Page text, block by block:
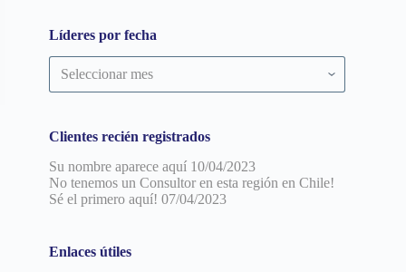
Líderes por fecha
Líderes
por
fecha
Clientes recién registrados
Su nombre aparece aquí 10/04/2023
No tenemos un Consultor en esta región en Chile!
Sé el primero aquí! 07/04/2023
Enlaces útiles